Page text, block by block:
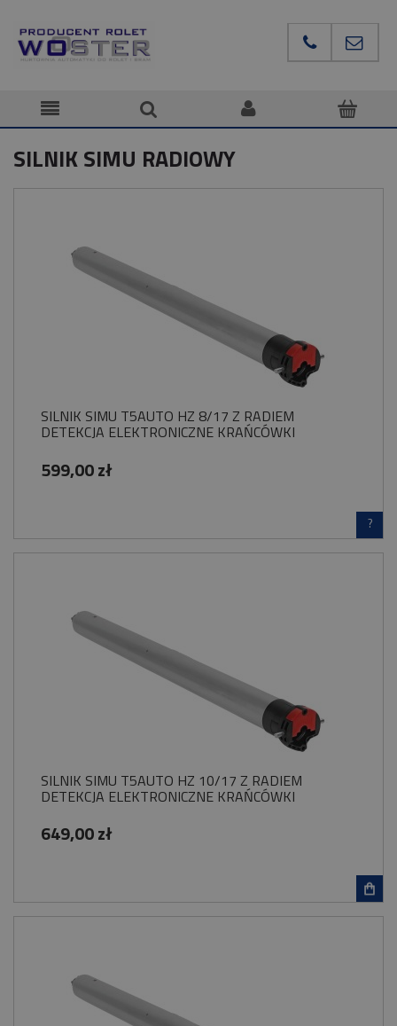
SILNIK SIMU RADIOWY
SILNIK SIMU T5AUTO HZ 8/17 Z RADIEM
DETEKCJA ELEKTRONICZNE KRAŃCÓWKI
599,00 zł
?
SILNIK SIMU T5AUTO HZ 10/17 Z RADIEM
DETEKCJA ELEKTRONICZNE KRAŃCÓWKI
649,00 zł